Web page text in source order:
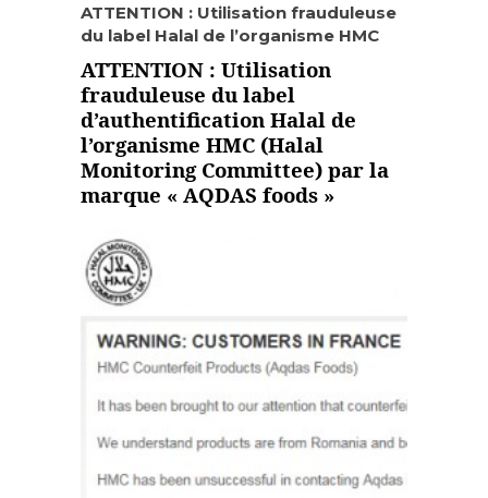
ATTENTION : Utilisation frauduleuse
du label Halal de l’organisme HMC
ATTENTION : Utilisation
frauduleuse du label
d’authentification Halal de
l’organisme HMC (Halal
Monitoring Committee) par la
marque « AQDAS foods »